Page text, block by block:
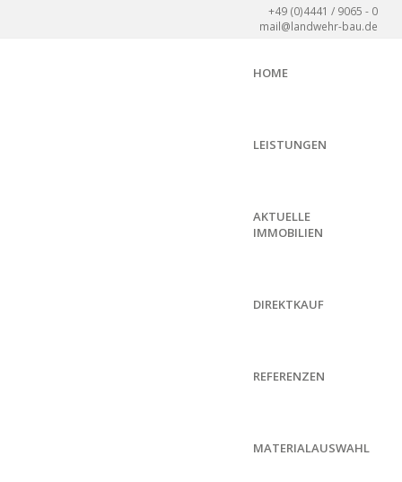
+49 (0)4441 / 9065 - 0
mail@landwehr-bau.de
HOME
LEISTUNGEN
AKTUELLE
IMMOBILIEN
DIREKTKAUF
REFERENZEN
MATERIALAUSWAHL